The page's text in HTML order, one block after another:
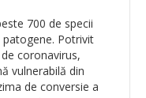
700 de specii
Potrivit
coronavirus,
vulnerabilă din
de conversie a